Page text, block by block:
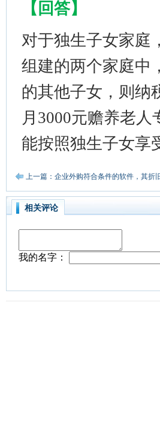
【回答】
对于独生子女家庭
组建的两个家庭中
的其他子女，则纳
月3000元赡养老
能按照独生子女享
上一篇：企业外购符合条件的软件，其折
相关评论